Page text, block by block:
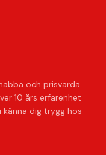
och prisvärda
10 års erfarenhet
känna dig trygg hos